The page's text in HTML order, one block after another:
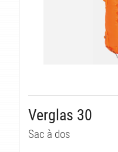
Verglas 30
Sac à dos